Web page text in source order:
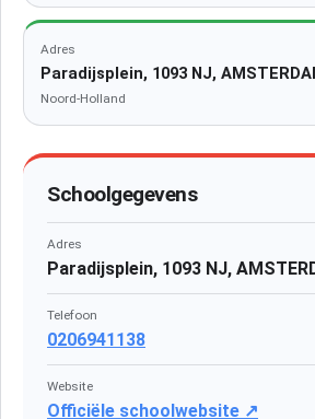
Adres
Paradijsplein, 1093 NJ,
Noord-Holland
Schoolgegevens
Adres
Paradijsplein, 1093 NJ,
Telefoon
0206941138
Website
Officiële schoolwebsite ↗